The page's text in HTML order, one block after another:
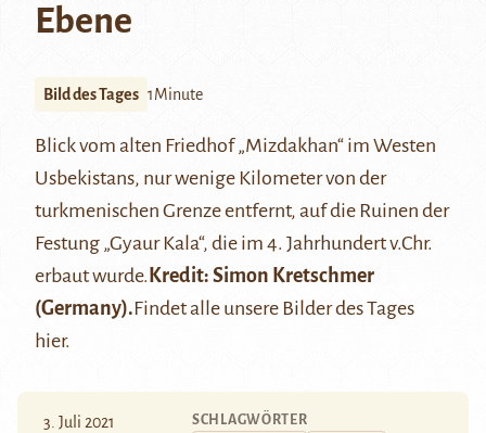
Ebene
Bild des Tages 1Minute
Blick vom alten Friedhof „Mizdakhan“ im Westen
Usbekistans, nur wenige Kilometer von der
turkmenischen Grenze entfernt, auf die Ruinen der
Festung „Gyaur Kala“, die im 4. Jahrhundert v.Chr.
erbaut wurde.Kredit: Simon Kretschmer
(Germany).Findet alle unsere Bilder des Tages
hier.
3. Juli 2021 SCHLAGWÖRTER